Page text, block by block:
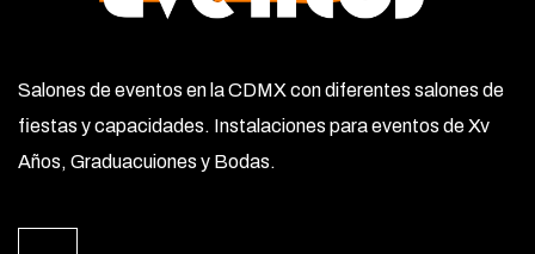
Salones de eventos en la CDMX con diferentes salones de
fiestas y capacidades. Instalaciones para eventos de Xv
Años, Graduacuiones y Bodas.